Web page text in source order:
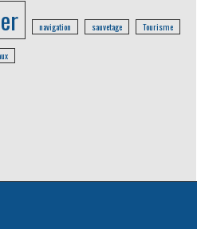
navigation sauvetage Tourisme